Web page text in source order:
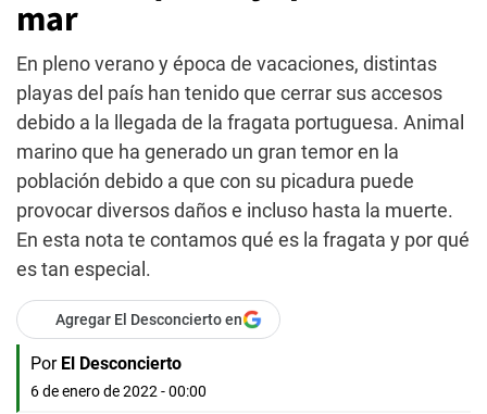
mar
En pleno verano y época de vacaciones, distintas
playas del país han tenido que cerrar sus accesos
debido a la llegada de la fragata portuguesa. Animal
marino que ha generado un gran temor en la
población debido a que con su picadura puede
provocar diversos daños e incluso hasta la muerte.
En esta nota te contamos qué es la fragata y por qué
es tan especial.
Agregar El Desconcierto en
Por El Desconcierto
6 de enero de 2022 - 00:00